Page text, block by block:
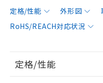
定格/性能 外形図
RoHS/REACH対応状況
定格/性能